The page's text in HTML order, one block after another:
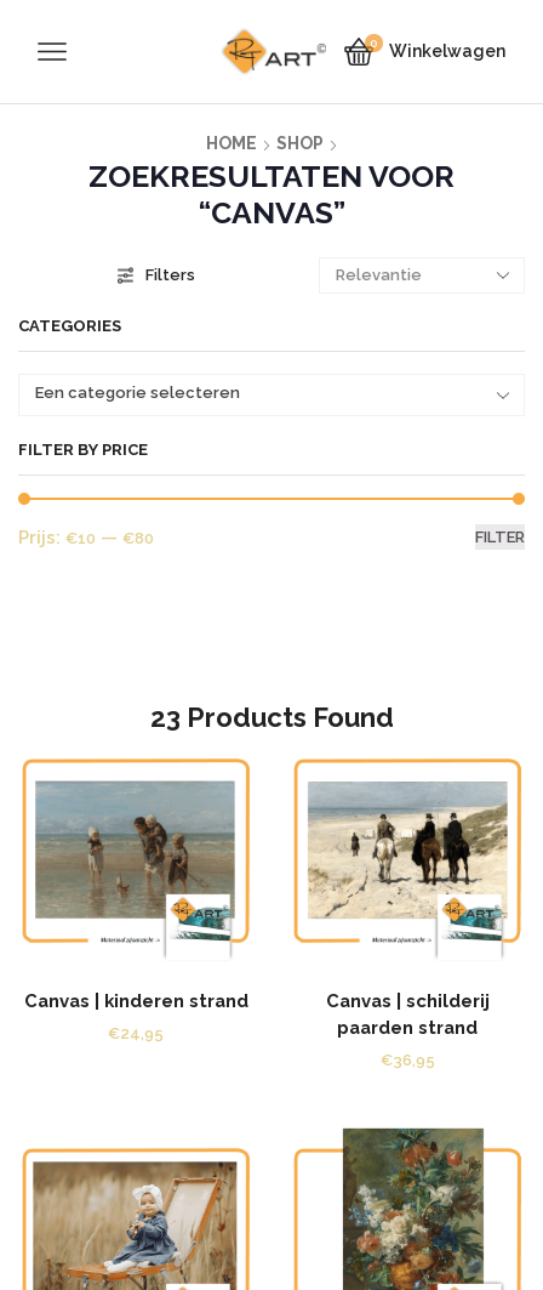
0 Winkelwagen
HOME SHOP
ZOEKRESULTATEN VOOR
“CANVAS”
Filters
CATEGORIES
Een categorie selecteren
FILTER BY PRICE
FILTER
Prijs: €10 — €80
23 Products Found
Canvas | kinderen strand
€24,95
Canvas | schilderij
paarden strand
€36,95